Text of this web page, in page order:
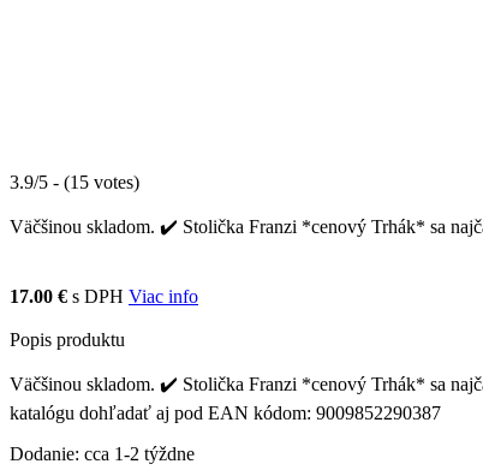
3.9/5 - (15 votes)
Väčšinou skladom. ✔️ Stolička Franzi *cenový Trhák* sa
17.00 € s DPH Viac info
Popis produktu
Väčšinou skladom. ✔️ Stolička Franzi *cenový Trhák* sa
katalógu dohľadať aj pod EAN kódom: 9009852290387
Dodanie: cca 1-2 týždne